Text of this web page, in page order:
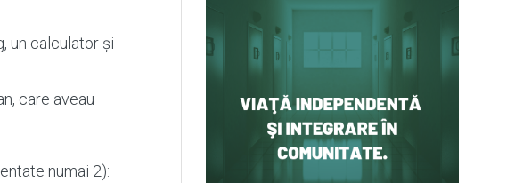
un calculator şi
care aveau
numai 2):